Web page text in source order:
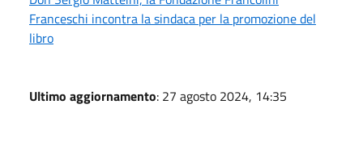
Franceschi incontra la sindaca per la promozione del
libro
Ultimo aggiornamento: 27 agosto 2024, 14:35